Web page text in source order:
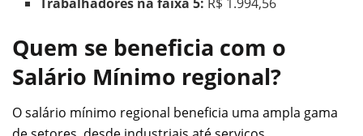
Quem se beneficia com o
Salário Mínimo regional?
O salário mínimo regional beneficia uma ampla gama